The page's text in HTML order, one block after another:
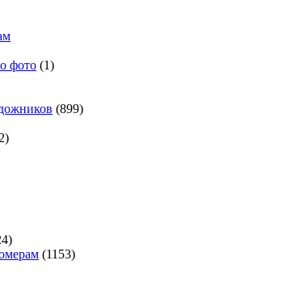
₽
фото (1)
(899)
(1153)